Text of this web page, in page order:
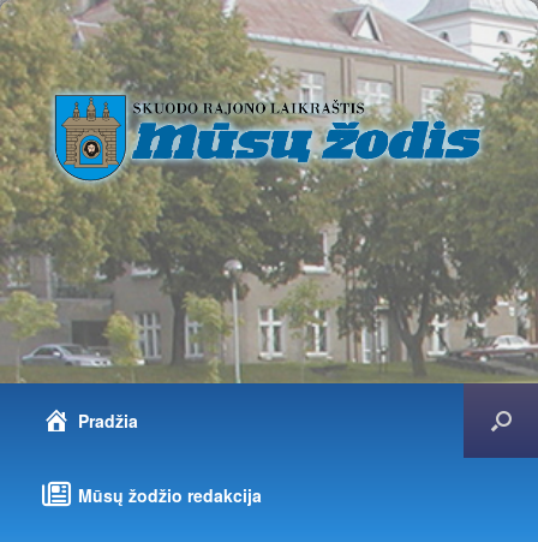
Pradžia
Mūsų žodžio redakcija